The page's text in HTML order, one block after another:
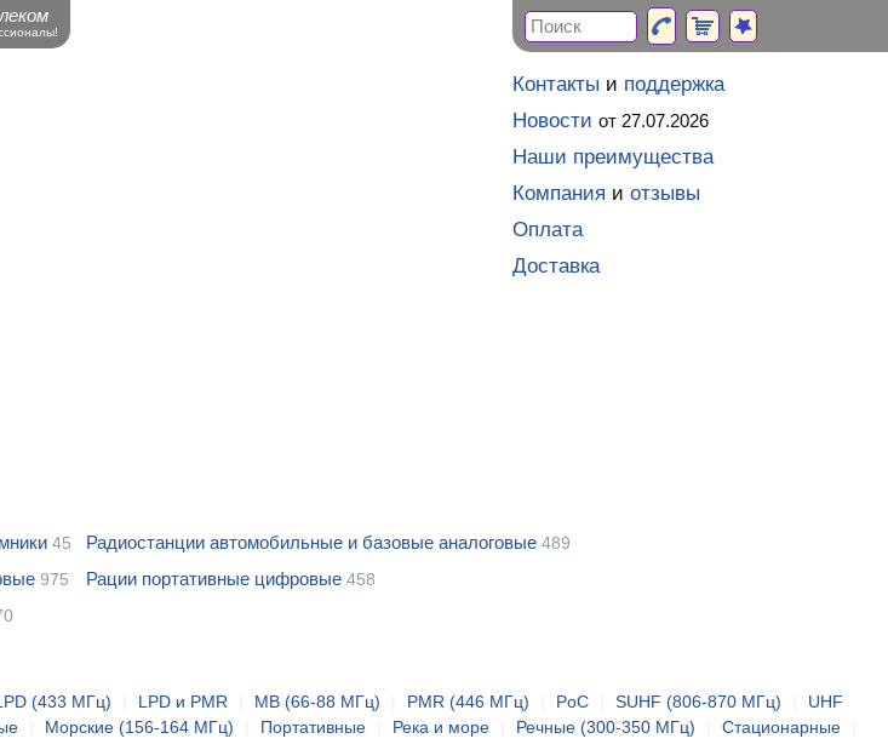
45 Радиостанции автомобильные и базовые аналоговые 489
975 Рации портативные цифровые 458
(433 МГц) LPD и PMR MB (66-88 МГц) PMR (446 МГц) PoC SUHF (806-870 МГц)
UHF
Морские (156-164 МГц) Портативные Река и море Речные (300-350 МГц) Стационарные
Контакты и поддержка
Новости от 27.07.2026
Наши преимущества
Компания и отзывы
Оплата
Доставка